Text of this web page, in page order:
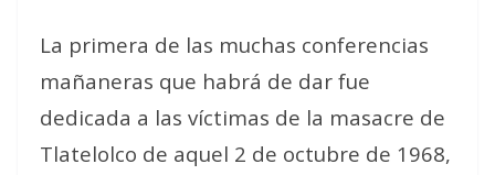
La primera de las muchas conferencias
mañaneras que habrá de dar fue
dedicada a las víctimas de la masacre de
Tlatelolco de aquel 2 de octubre de 1968,